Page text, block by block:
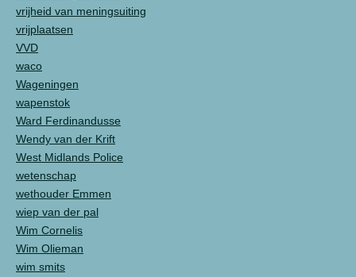
vrijheid van meningsuiting
vrijplaatsen
VVD
waco
Wageningen
wapenstok
Ward Ferdinandusse
Wendy van der Krift
West Midlands Police
wetenschap
wethouder Emmen
wiep van der pal
Wim Cornelis
Wim Olieman
wim smits